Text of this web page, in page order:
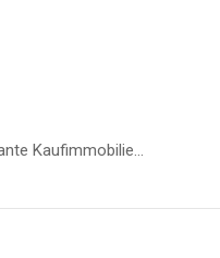
Kaufimmobilie...